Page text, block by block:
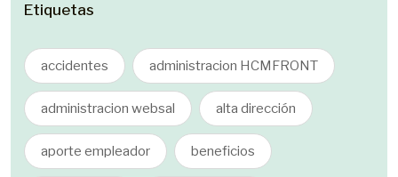
Etiquetas
accidentes administracion HCMFRONT
administracion websal alta dirección
aporte empleador beneficios